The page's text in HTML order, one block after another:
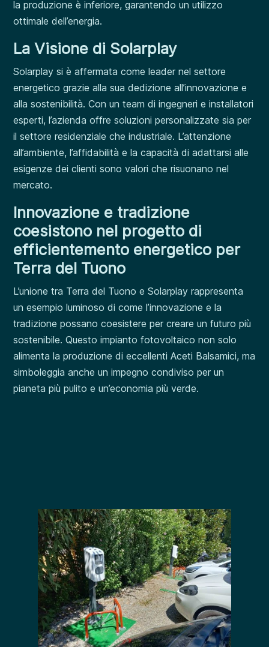
la produzione è inferiore, garantendo un utilizzo
ottimale dell’energia.
La Visione di Solarplay
Solarplay si è affermata come leader nel settore
energetico grazie alla sua dedizione all’innovazione e
alla sostenibilità. Con un team di ingegneri e installatori
esperti, l’azienda offre soluzioni personalizzate sia per
il settore residenziale che industriale. L’attenzione
all’ambiente, l’affidabilità e la capacità di adattarsi alle
esigenze dei clienti sono valori che risuonano nel
mercato.
Innovazione e tradizione
coesistono nel progetto di
efficientemento energetico per
Terra del Tuono
L’unione tra Terra del Tuono e Solarplay rappresenta
un esempio luminoso di come l’innovazione e la
tradizione possano coesistere per creare un futuro più
sostenibile. Questo impianto fotovoltaico non solo
alimenta la produzione di eccellenti Aceti Balsamici, ma
simboleggia anche un impegno condiviso per un
pianeta più pulito e un’economia più verde.